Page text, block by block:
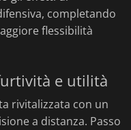
completando
flessibilità
e utilità
rivitalizzata con un
a distanza. Passo